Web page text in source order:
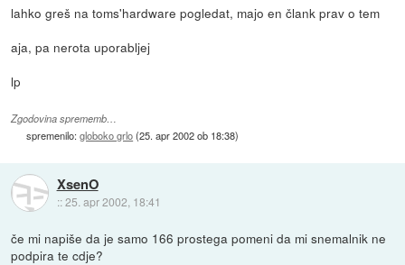
lahko greš na toms'hardware pogledat, majo en člank prav o tem
aja, pa nerota uporabljej
lp
Zgodovina sprememb…
spremenilo:globoko grlo(25. apr 2002 ob 18:38)
XsenO
::25. apr 2002, 18:41
če mi napiše da je samo 166 prostega pomeni da mi snemalnik ne
podpira te cdje?